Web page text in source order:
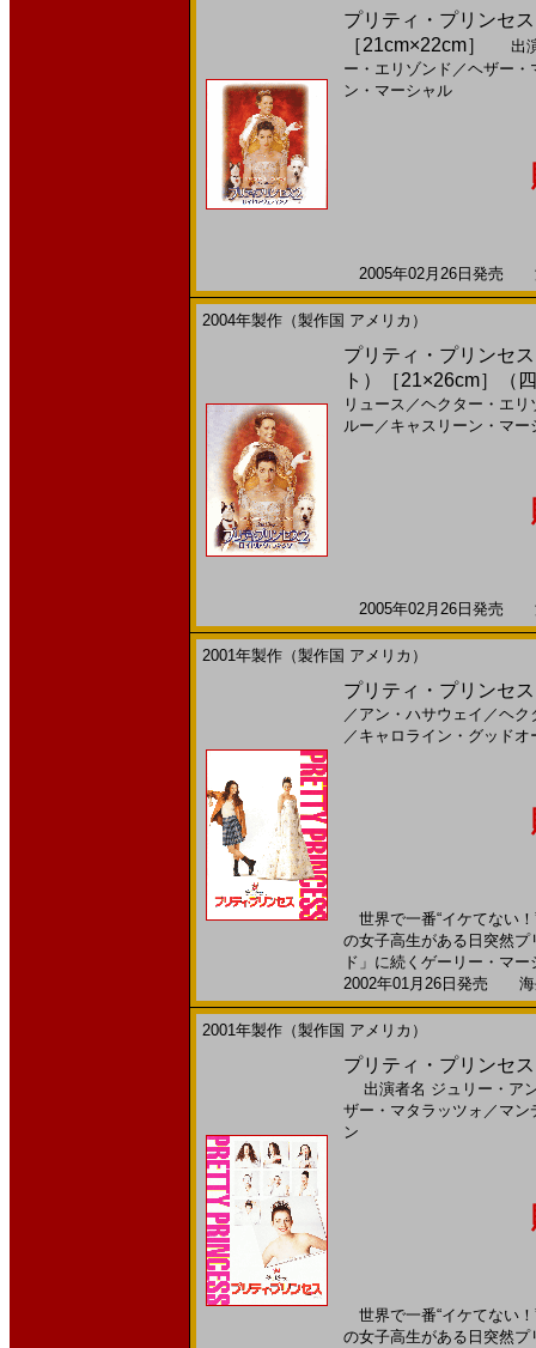
プリティ・プリンセ
［21cm×22cm］
出
ー・エリゾンド ／ヘザー・
ン・マーシャル
2005年02月26日発売
2004年製作（製作国 アメリカ）
プリティ・プリンセ
ト）［21×26cm］（
リュース ／ヘクター・エリ
ルー ／ キャスリーン・マー
2005年02月26日発売
2001年製作（製作国 アメリカ）
プリティ・プリンセ
／ アン・ハサウェイ ／ヘク
／ キャロライン・グッドオ
世界で一番“イケてない
の女子高生がある日突然
ド」に続くゲーリー・マ
2002年01月26日発売 海
2001年製作（製作国 アメリカ）
プリティ・プリンセ
出演者名 ジュリー・ア
ザー・マタラッツォ ／ マン
ン
世界で一番“イケてない
の女子高生がある日突然